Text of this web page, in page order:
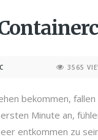
3565
bekommen,
Minute an,
entkommen zu